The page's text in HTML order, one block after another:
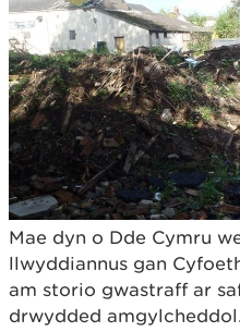
Mae dyn o Dde Cymru
llwyddiannus gan
am storio gwastraff ar
drwydded amgylcheddol.